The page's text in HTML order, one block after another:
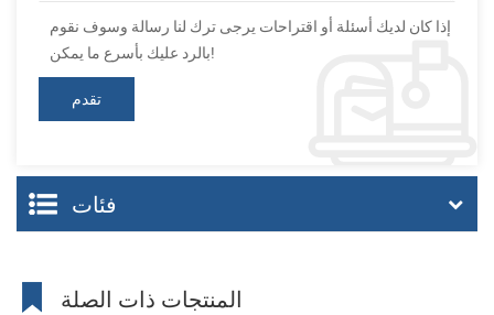
إذا كان لديك أسئلة أو اقتراحات يرجى ترك لنا رسالة وسوف نقوم
بالرد عليك بأسرع ما يمكن!
فئات
المنتجات ذات الصلة